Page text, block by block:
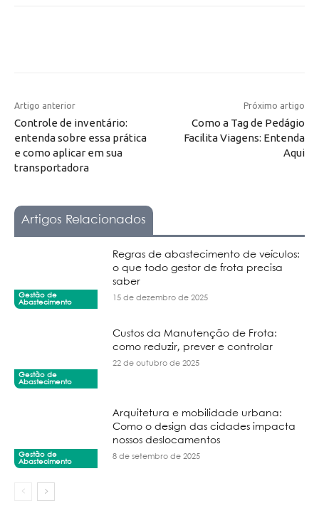
Artigo anterior
Controle de inventário:
entenda sobre essa prática
e como aplicar em sua
transportadora
Próximo artigo
Como a Tag de Pedágio
Facilita Viagens: Entenda
Aqui
Artigos Relacionados
Gestão de
Abastecimento
Regras de abastecimento de veículos:
o que todo gestor de frota precisa
saber
15 de dezembro de 2025
Gestão de
Abastecimento
Custos da Manutenção de Frota:
como reduzir, prever e controlar
22 de outubro de 2025
Gestão de
Abastecimento
Arquitetura e mobilidade urbana:
Como o design das cidades impacta
nossos deslocamentos
8 de setembro de 2025